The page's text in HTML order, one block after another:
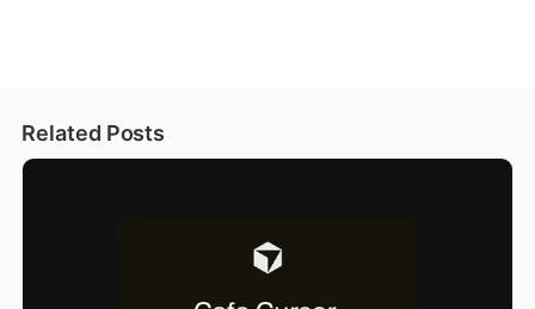
Related Posts